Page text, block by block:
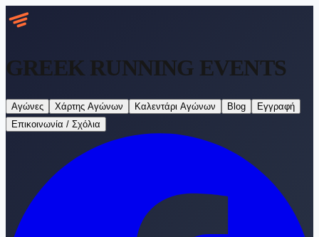
GREEK RUNNING EVENTS
Αγώνες Χάρτης Αγώνων Καλεντάρι Αγώνων Blog
Εγγραφή
Επικοινωνία / Σχόλια